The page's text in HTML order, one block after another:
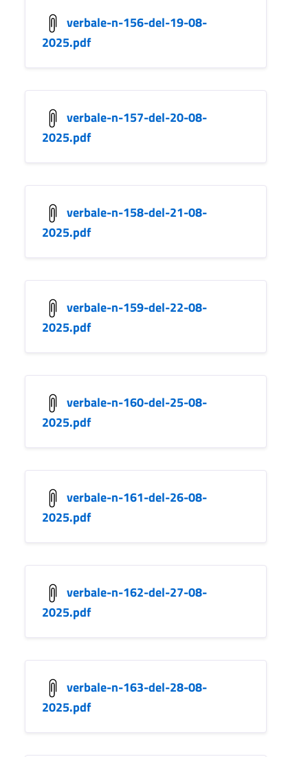
verbale-n-156-del-19-08-
2025.pdf
verbale-n-157-del-20-08-
2025.pdf
verbale-n-158-del-21-08-
2025.pdf
verbale-n-159-del-22-08-
2025.pdf
verbale-n-160-del-25-08-
2025.pdf
verbale-n-161-del-26-08-
2025.pdf
verbale-n-162-del-27-08-
2025.pdf
verbale-n-163-del-28-08-
2025.pdf